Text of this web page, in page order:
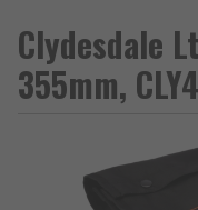
Clydesdale
355mm,